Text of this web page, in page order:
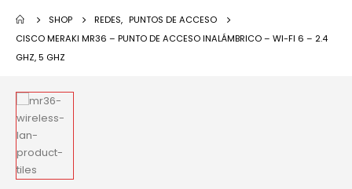
SHOP REDES, PUNTOS DE ACCESO
CISCO MERAKI MR36 – PUNTO DE ACCESO INALÁMBRICO – WI-FI 6 – 2.4
GHZ, 5 GHZ